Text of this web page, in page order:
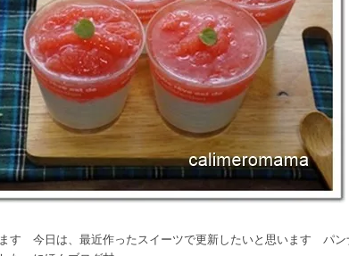
す 今日は、最近作ったスイーツで更新したいと思います パ